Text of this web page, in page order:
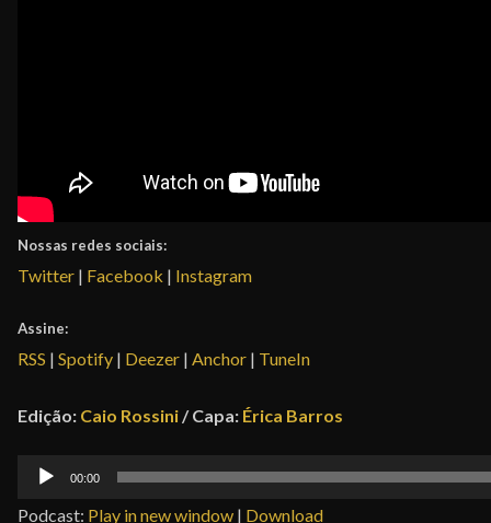
Nossas redes sociais:
Twitter | Facebook | Instagram
Assine:
RSS | Spotify | Deezer | Anchor | TuneIn
Edição: Caio Rossini / Capa: Érica Barros
Tocador00:00
Podcast: Play in new window | Download